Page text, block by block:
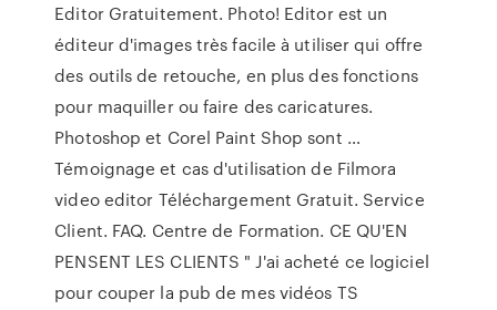
Editor Gratuitement. Photo! Editor est un
éditeur d'images très facile à utiliser qui offre
des outils de retouche, en plus des fonctions
pour maquiller ou faire des caricatures.
Photoshop et Corel Paint Shop sont …
Témoignage et cas d'utilisation de Filmora
video editor Téléchargement Gratuit. Service
Client. FAQ. Centre de Formation. CE QU'EN
PENSENT LES CLIENTS " J'ai acheté ce logiciel
pour couper la pub de mes vidéos TS